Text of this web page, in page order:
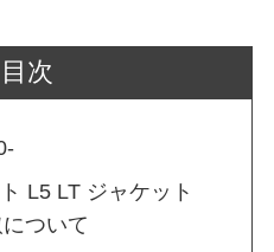
目次
L5 LT ジャケット
ついて